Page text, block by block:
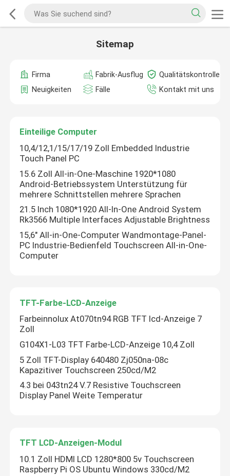
Sitemap
Firma Fabrik-Ausflug
Qualitätskontrolle
Neuigkeiten
Fälle Kontakt mit uns
Einteilige Computer
10,4/12,1/15/17/19 Zoll Embedded Industrie
Touch Panel PC
15.6 Zoll All-in-One-Maschine 1920*1080
Android-Betriebssystem Unterstützung für
mehrere Schnittstellen mehrere Sprachen
21.5 Inch 1080*1920 All-In-One Android System
Rk3566 Multiple Interfaces Adjustable Brightness
15,6" All-in-One-Computer Wandmontage-Panel-
PC Industrie-Bedienfeld Touchscreen All-in-One-
Computer
TFT-Farbe-LCD-Anzeige
Farbeinnolux At070tn94 RGB TFT lcd-Anzeige 7
Zoll
G104X1-L03 TFT Farbe-LCD-Anzeige 10,4 Zoll
5 Zoll TFT-Display 640480 Zj050na-08c
Kapazitiver Touchscreen 250cd/M2
4.3 bei 043tn24 V.7 Resistive Touchscreen
Display Panel Weite Temperatur
TFT LCD-Anzeigen-Modul
10.1 Zoll HDMI LCD 1280*800 5v Touchscreen
Raspberry Pi OS Ubuntu Windows 330cd/M2